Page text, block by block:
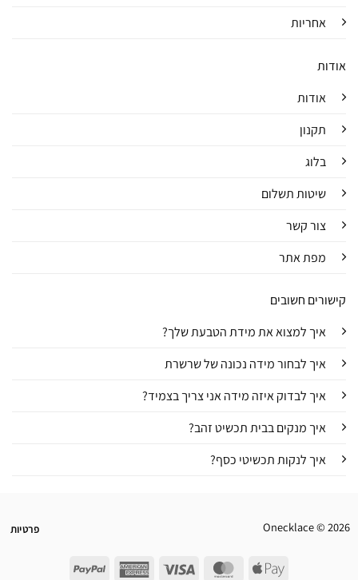
אחריות
אודות
אודות
תקנון
בלוג
שיטות תשלום
צור קשר
מפת אתר
קישורים חשובים
איך למצוא את מידת הטבעת שלך?
איך לבחור מידה נכונה של שרשרת
איך לבדוק איזה מידה אני צריך בצמיד?
איך מנקים בבית תכשיט זהב?
איך לנקות תכשיטי כסף?
Onecklace © 2026
Apple
MasterCard
Visa
American
PayPal
פרטיות